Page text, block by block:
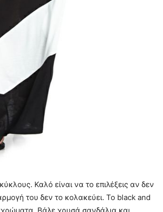
Καλό είναι να το επιλέξεις αν δεν
του δεν το κολακεύει. Το black and